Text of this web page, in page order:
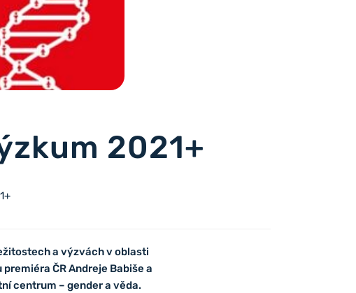
2021+
a výzvách v oblasti
ČR Andreje Babiše a
centrum – gender a věda.